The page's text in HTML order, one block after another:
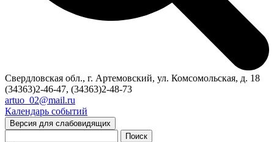
Свердловская обл., г. Артемовский, ул. Комсомольская, д. 18
(34363)2-46-47, (34363)2-48-73
artuo_02@mail.ru
Календарь событий
Версия для слабовидящих
Поиск